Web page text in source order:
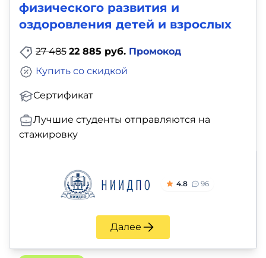
физического развития и
оздоровления детей и взрослых
27 485 22 885 руб. Промокод
Сертификат
Купить со скидкой
Лучшие студенты отправляются на
стажировку
4.8 96
Далее